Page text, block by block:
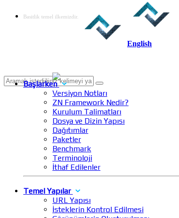
Basitlik temel ilkemizdir.
English
Başlarken
Versiyon Notları
ZN Framework Nedir?
Kurulum Talimatları
Dosya ve Dizin Yapısı
Dağıtımlar
Paketler
Benchmark
Terminoloji
İthaf Edilenler
Temel Yapılar
URL Yapısı
İsteklerin Kontrol Edilmesi